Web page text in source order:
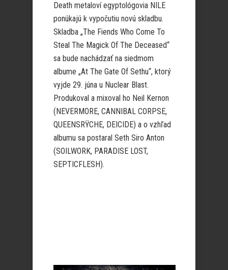
Death metaloví egyptológovia NILE
ponúkajú k vypočutiu novú skladbu.
Skladba „The Fiends Who Come To
Steal The Magick Of The Deceased“
sa bude nachádzať na siedmom
albume „At The Gate Of Sethu“, ktorý
vyjde 29. júna u Nuclear Blast.
Produkoval a mixoval ho Neil Kernon
(NEVERMORE, CANNIBAL CORPSE,
QUEENSRŸCHE, DEICIDE) a o vzhľad
albumu sa postaral Seth Siro Anton
(SOILWORK, PARADISE LOST,
SEPTICFLESH).